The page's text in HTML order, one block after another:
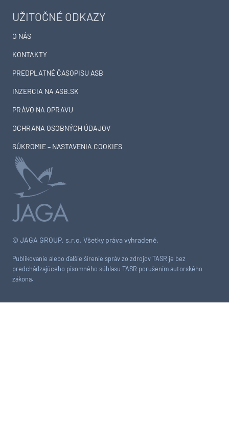
© JAGA GROUP, s.r.o. Všetky práva vyhradené.
Publikovanie alebo ďalšie šírenie správ zo zdrojov TASR je bez
predchádzajúceho písomného súhlasu TASR porušením autorského
zákona.
UŽITOČNÉ ODKAZY
O NÁS
KONTAKTY
PREDPLATNÉ ČASOPISU ASB
INZERCIA NA ASB.SK
PRÁVO NA OPRAVU
OCHRANA OSOBNÝCH ÚDAJOV
SÚKROMIE – NASTAVENIA COOKIES